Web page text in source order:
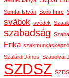
Somfai István Soós Imre
svábok svédek
szabadság
Erika szakmunkásképző
Szalárdi János Szapolyai
SZDSZ